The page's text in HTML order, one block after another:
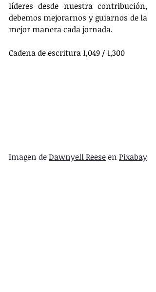
líderes desde nuestra contribución,
debemos mejorarnos y guiarnos de la
mejor manera cada jornada.
Cadena de escritura 1,049 / 1,300
Imagen de Dawnyell Reese en Pixabay